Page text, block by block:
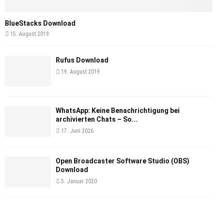
BlueStacks Download
15. August 2019
Rufus Download
19. August 2019
WhatsApp: Keine Benachrichtigung bei
archivierten Chats – So...
17. Juni 2026
Open Broadcaster Software Studio (OBS)
Download
5. Januar 2020